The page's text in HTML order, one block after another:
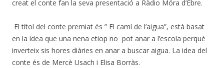
creat el conte fan la seva presentació a Ràdio Móra d’Ebre.
El títol del conte premiat és ” El camí de l’aigua”, està basat
en la idea que una nena etiop no pot anar a l’escola perquè
inverteix sis hores diàries en anar a buscar aigua. La idea del
conte és de Mercè Usach i Elisa Borràs.